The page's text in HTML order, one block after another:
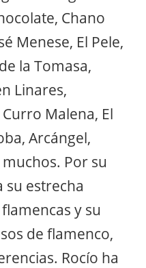
Chano
Menese, El Pele,
la Tomasa,
Linares,
Malena, El
Arcángel,
Por su
su estrecha
y su
de flamenco,
Rocío ha